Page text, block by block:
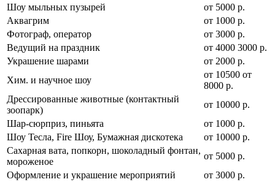
Шоу мыльных пузырей
от 5000 р.
Аквагрим
от 1000 р.
Фотограф, оператор
от 3000 р.
Ведущий на праздник
от 4000 3000 р.
Украшение шарами
от 2000 р.
Хим. и научное шоу
от 10500 от
8000 р.
Дрессированные животные (контактный
зоопарк)
от 10000 р.
Шар-сюрприз, пиньята
от 1000 р.
Шоу Тесла, Fire Шоу, Бумажная дискотека
от 10000 р.
Сахарная вата, попкорн, шоколадный фонтан,
мороженое
от 5000 р.
Оформление и украшение мероприятий
от 3000 р.